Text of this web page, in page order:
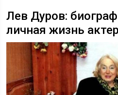
Лев Дуров:
личная жизнь